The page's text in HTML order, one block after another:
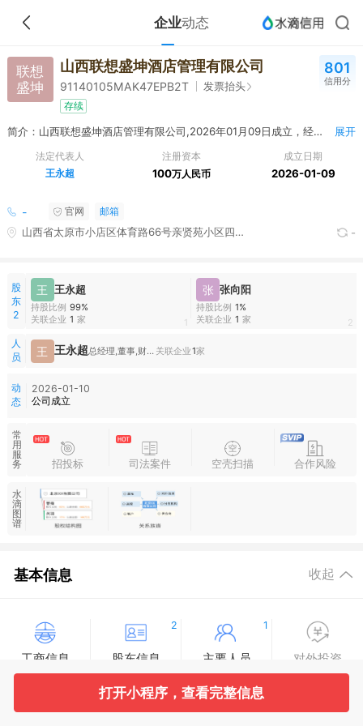
企业动态
联想
盛坤
山西联想盛坤酒店管理有限公司
91140105MAK47EPB2T 发票抬头
存续
801
信用分
简介：山西联想盛坤酒店管理有限公司,2026年01月09日成立，经营范围包括许可项目：住宿服务；餐饮服务；食品销售；食品互联网销售。（依法须经批准的项目，经相关部门批准后方可开展经营活动，具体经营项目以相关部门批准文件或许可证件为准） 一般项目：酒店管理；食品销售（仅销售预包装食品）；食品互联网销售（仅销售预包装食品）；食品、酒、饮料及茶生产专用设备制造；计算机软硬件及辅助设备零售；信息系统集成服务；办公设备耗材销售；办公设备销售；电子专用设备销售；电子产品销售；企业管理咨询；会议及展览服务（出国办展须经相关部门审批）；单位后勤管理服务；企业形象策划；市场营销策划；婚庆礼仪服务；厨具卫具及日用杂品批发；餐饮管理；信息咨询服务（不含许可类信息咨询服务）。（除依法须经批准的项目外，凭营业执照依法自主开展经营活动） 展开
法定代表人
王永超
注册资本
100万人民币
成立日期
2026-01-09
- 官网 邮箱
山西省太原市小店区体育路66号亲贤苑小区四号楼底商4段1-3层 -
股
东
2
王 王永超
持股比例 99%
关联企业 1 家 1
张 张向阳
持股比例 1%
关联企业 1 家 2
人
员
王 王永超 总经理,董事,财务负责人 关联企业1家
动
态
2026-01-10
公司成立
常
用
服
务
招投标 司法案件 空壳扫描 合作风险
水
滴
图
谱
基本信息 收起
工商信息
2
股东信息
1
主要人员 对外投资
打开小程序，查看完整信息